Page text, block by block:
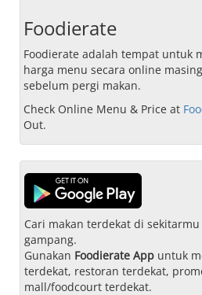
Foodierate
Foodierate adalah tempat untuk
harga menu secara online
sebelum pergi makan.
Check Online Menu & Price at
Out.
Cari makan terdekat di
gampang.
Gunakan Foodierate App untuk
terdekat, restoran terdekat,
mall/foodcourt terdekat.